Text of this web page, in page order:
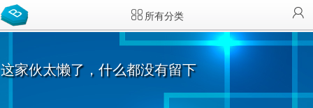
所有分类
这家伙太懒了，什么都没有留下